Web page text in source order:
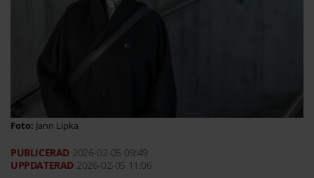
Jann Lipka
2026-02-05 09:49
2026-02-05 11:06